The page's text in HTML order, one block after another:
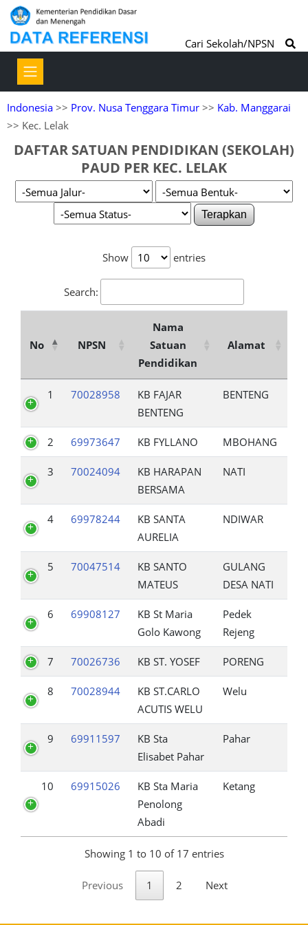
Cari Sekolah/NPSN
Indonesia >> Prov. Nusa Tenggara Timur >> Kab. Manggarai
>> Kec. Lelak
DAFTAR SATUAN PENDIDIKAN (SEKOLAH)
PAUD PER KEC. LELAK
Terapkan
Show entries
Search:
No NPSN
Nama
Satuan
Pendidikan
Alamat
1 70028958
KB FAJAR
BENTENG
BENTENG
2 69973647 KB FYLLANO MBOHANG
3 70024094
KB HARAPAN
BERSAMA
NATI
4 69978244
KB SANTA
AURELIA
NDIWAR
5 70047514
KB SANTO
MATEUS
GULANG
DESA NATI
6 69908127
KB St Maria
Golo Kawong
Pedek
Rejeng
7 70026736 KB ST. YOSEF PORENG
8 70028944
KB ST.CARLO
ACUTIS WELU
Welu
9 69911597
KB Sta
Elisabet Pahar
Pahar
10 69915026
KB Sta Maria
Penolong
Abadi
Ketang
Showing 1 to 10 of 17 entries
Previous 1 2 Next